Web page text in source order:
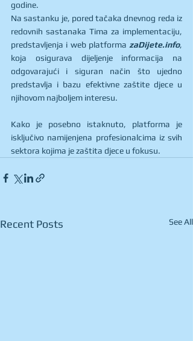
godine.
Na sastanku je, pored tačaka dnevnog reda iz
redovnih sastanaka Tima za implementaciju,
predstavljenja i web platforma zaDijete.info,
koja osigurava dijeljenje informacija na
odgovarajući i siguran način što ujedno
predstavlja i bazu efektivne zaštite djece u
njihovom najboljem interesu.
Kako je posebno istaknuto, platforma je
isključivo namijenjena profesionalcima iz svih
sektora kojima je zaštita djece u fokusu.
Recent Posts See All